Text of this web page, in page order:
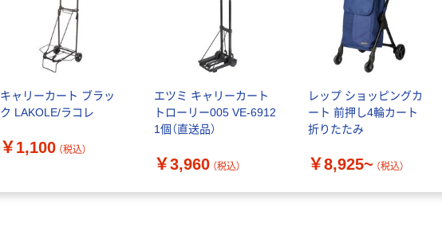
キャリーカート ブラッ
ク LAKOLE/ラコレ
￥1,100 （税込）
エツミ キャリーカート
トローリー005 VE-6912
1個（直送品）
￥3,960 （税込）
レップ ショッピングカ
ート 前押し4輪カート
折りたたみ
￥8,925~ （税込）